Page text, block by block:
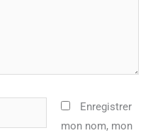
Enregistrer
mon nom, mon